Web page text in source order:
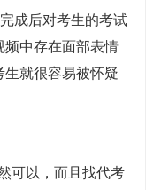
成后对考生的考试
频中存在面部表情
就很容易被怀疑
可以，而且找代考